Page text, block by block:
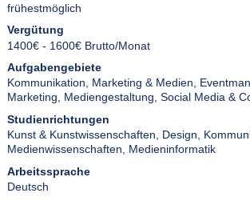
frühestmöglich
Vergütung
1400€ - 1600€ Brutto/Monat
Aufgabengebiete
Kommunikation, Marketing & Medien,
Marketing, Mediengestaltung, Social Media &
Studienrichtungen
Kunst & Kunstwissenschaften
Design
Medienwissenschaften
Medieninformatik
Arbeitssprache
Deutsch